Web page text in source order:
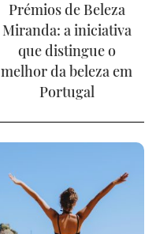
Prémios de Beleza
Miranda: a iniciativa
que distingue o
melhor da beleza em
Portugal